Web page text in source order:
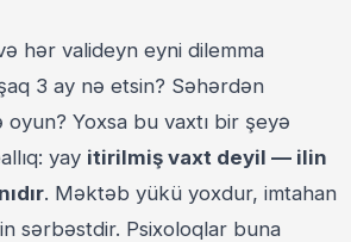
hər valideyn eyni dilemma
3 ay nə etsin? Səhərdən
Yoxsa bu vaxtı bir şeyə
yay itirilmiş vaxt deyil — ilin
. Məktəb yükü yoxdur, imtahan
sərbəstdir. Psixoloqlar buna